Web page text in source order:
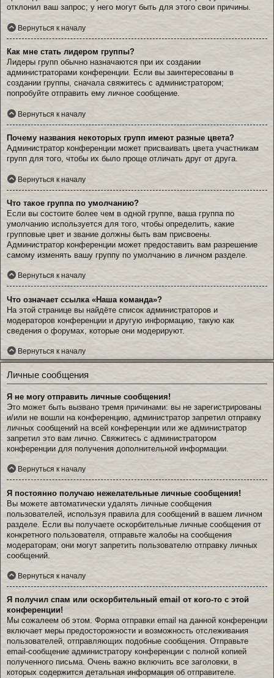
отклонил ваш запрос; у него могут быть для этого свои причины.
Вернуться к началу
Как мне стать лидером группы?
Лидеры групп обычно назначаются при их создании
администраторами конференции. Если вы заинтересованы в
создании группы, сначала свяжитесь с администратором;
попробуйте отправить ему личное сообщение.
Вернуться к началу
Почему названия некоторых групп имеют разные цвета?
Администратор конференции может присваивать цвета участникам
групп для того, чтобы их было проще отличать друг от друга.
Вернуться к началу
Что такое группа по умолчанию?
Если вы состоите более чем в одной группе, ваша группа по
умолчанию используется для того, чтобы определить, какие
групповые цвет и звание должны быть вам присвоены.
Администратор конференции может предоставить вам разрешение
самому изменять вашу группу по умолчанию в личном разделе.
Вернуться к началу
Что означает ссылка «Наша команда»?
На этой странице вы найдёте список администраторов и
модераторов конференции и другую информацию, такую как
сведения о форумах, которые они модерируют.
Вернуться к началу
Личные сообщения
Я не могу отправить личные сообщения!
Это может быть вызвано тремя причинами: вы не зарегистрированы
и/или не вошли на конференцию, администратор запретил отправку
личных сообщений на всей конференции или же администратор
запретил это вам лично. Свяжитесь с администратором
конференции для получения дополнительной информации.
Вернуться к началу
Я постоянно получаю нежелательные личные сообщения!
Вы можете автоматически удалять личные сообщения
пользователей, используя правила для сообщений в вашем личном
разделе. Если вы получаете оскорбительные личные сообщения от
конкретного пользователя, отправьте жалобы на сообщения
модераторам; они могут запретить пользователю отправку личных
сообщений.
Вернуться к началу
Я получил спам или оскорбительный email от кого-то с этой
конференции!
Мы сожалеем об этом. Форма отправки email на данной конференции
включает меры предосторожности и возможность отслеживания
пользователей, отправляющих подобные сообщения. Отправьте
email-сообщение администратору конференции с полной копией
полученного письма. Очень важно включить все заголовки, в
которых содержится детальная информация об отправителе.